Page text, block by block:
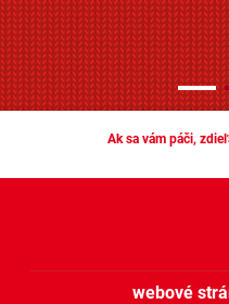
Ak sa vám páči,
webové